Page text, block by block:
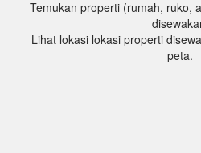
Temukan properti (rumah, ruko,
Lihat lokasi lokasi properti
peta.